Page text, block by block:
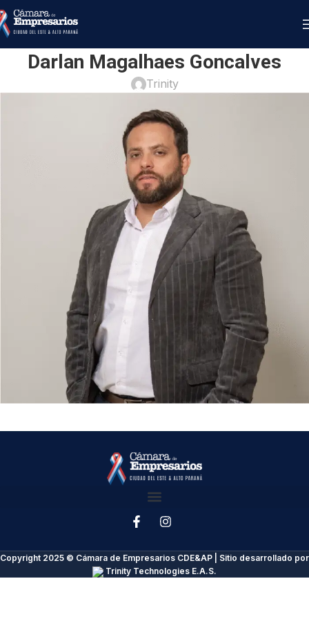
Darlan Magalhaes Goncalves
Trinity
Copyright 2025 © Cámara de Empresarios CDE&AP | Sitio desarrollado por
Trinity Technologies E.A.S.